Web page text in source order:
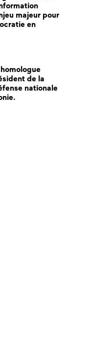
majeur pour
en
de la
nationale